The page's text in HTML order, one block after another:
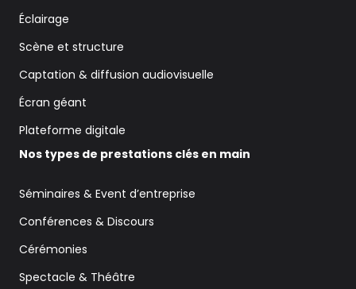
Éclairage
Scène et structure
Captation & diffusion audiovisuelle
Écran géant
Plateforme digitale
Nos types de prestations clés en main
Séminaires & Event d’entreprise
Conférences & Discours
Cérémonies
Spectacle & Théâtre